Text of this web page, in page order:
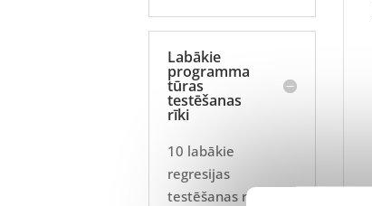
Labākie
programma
tūras
testēšanas
rīki
10 labākie
regresijas
testēšanas rīki